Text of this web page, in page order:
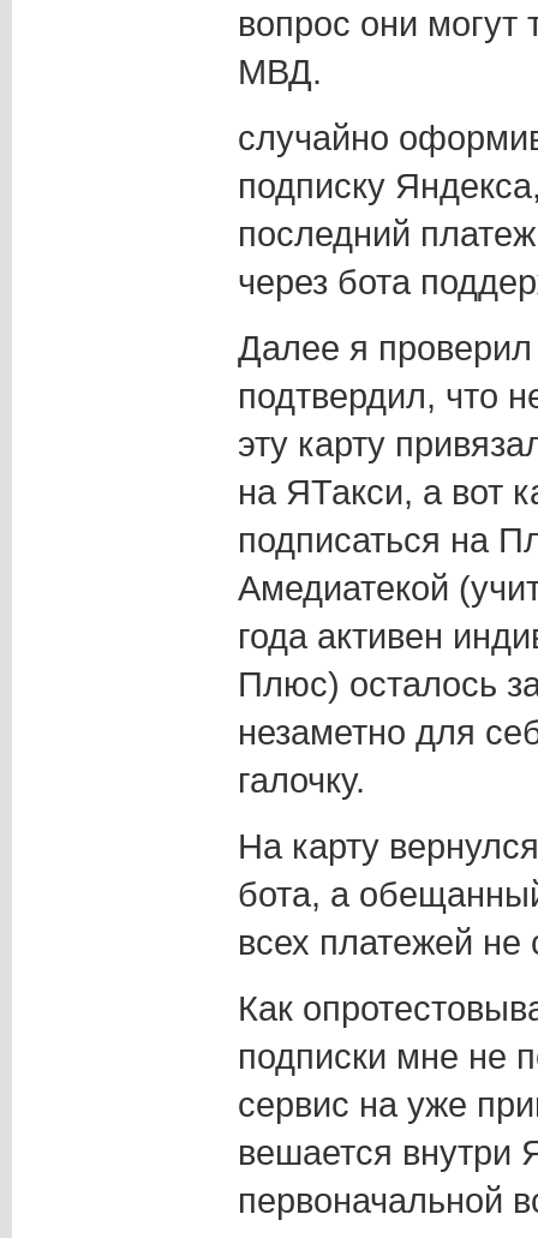
вопрос они могут
МВД.
случайно
подписку
последний
через бота
Далее я проверил
подтвердил, что
эту карту
на ЯТакси, а вот
подписаться на
Амедиатекой
года активен
Плюс) осталось
незаметно для
галочку.
На карту
бота, а
всех платежей не
Как
подписки мне не
сервис на уже
вешается внутри
первоначальной